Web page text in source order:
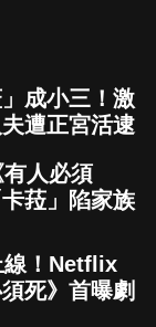
」成小三！激
遭正宮活逮
人必須
菈」陷家族
線！Netflix
死》首曝劇